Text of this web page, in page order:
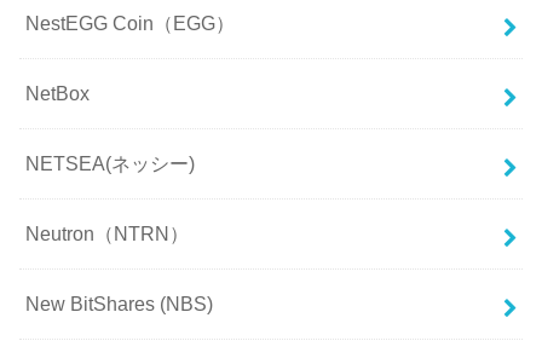
NestEGG Coin（EGG）
NetBox
NETSEA(ネッシー)
Neutron（NTRN）
New BitShares (NBS)